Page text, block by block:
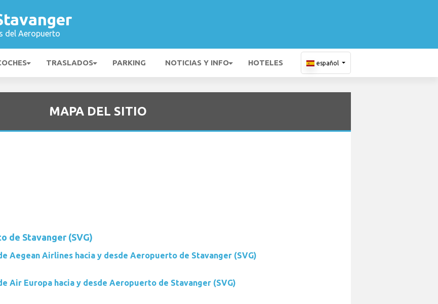
del Aeropuerto
TRASLADOS PARKING NOTICIAS Y INFO HOTELES español
MAPA DEL SITIO
de Stavanger (SVG)
Aegean Airlines hacia y desde Aeropuerto de Stavanger (SVG)
Air Europa hacia y desde Aeropuerto de Stavanger (SVG)